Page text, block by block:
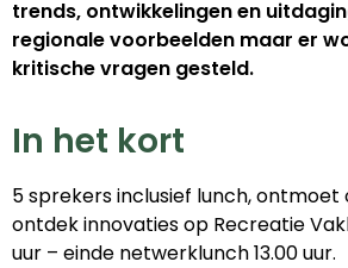
trends, ontwikkelingen en
regionale voorbeelden maar er
kritische vragen gesteld.
In het kort
5 sprekers inclusief lunch, ontmoet
ontdek innovaties op Recreatie
uur – einde netwerklunch 13.00 uur.